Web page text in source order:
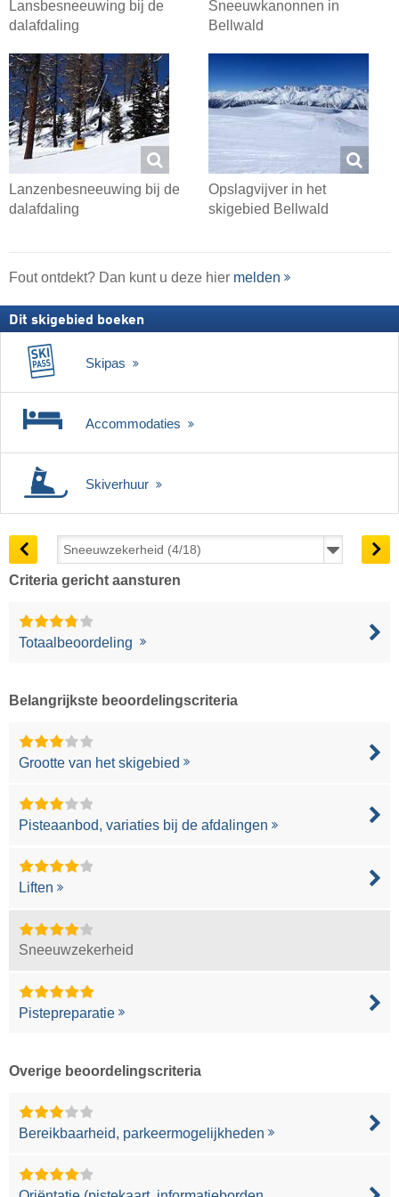
Lansbesneeuwing bij de
dalafdaling
Sneeuwkanonnen in
Bellwald
Lanzenbesneeuwing bij de
dalafdaling
Opslagvijver in het
skigebied Bellwald
Fout ontdekt? Dan kunt u deze hier melden
Dit skigebied boeken
Skipas
Accommodaties
Skiverhuur
Criteria gericht aansturen
Totaalbeoordeling
Belangrijkste beoordelingscriteria
Grootte van het skigebied
Pisteaanbod, variaties bij de afdalingen
Liften
Sneeuwzekerheid
Pistepreparatie
Overige beoordelingscriteria
Bereikbaarheid, parkeermogelijkheden